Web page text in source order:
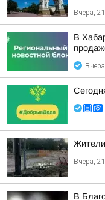
Вчера,
В
Вчера,
В